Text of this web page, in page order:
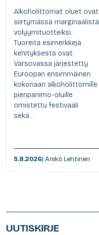
Alkoholittomat oluet ovat
siirtymässä marginaalista
volyymituotteiksi.
Tuoreita esimerkkejä
kehityksestä ovat
Varsovassa järjestetty
Euroopan ensimmäinen
kokonaan alkoholittomille
pienpanimo-oluille
omistettu festivaali
sekä...
5.8.2026| Anikó Lehtinen
UUTISKIRJE